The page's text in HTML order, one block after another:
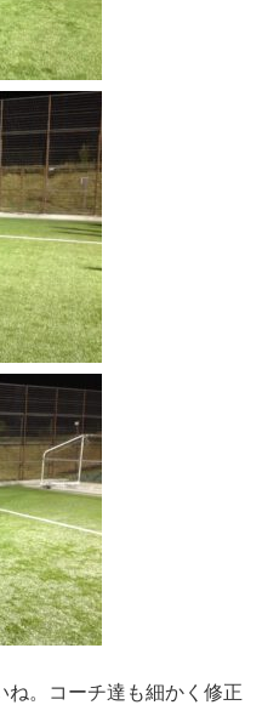
ね。コーチ達も細かく修正